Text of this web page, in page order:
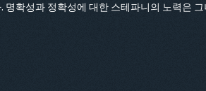
확성과 정확성에 대한 스테파니의 노력은